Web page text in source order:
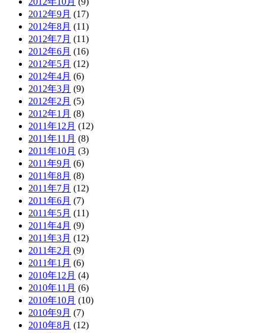
2012年9月 (17)
2012年8月 (11)
2012年7月 (11)
2012年6月 (16)
2012年5月 (12)
2012年4月 (6)
2012年3月 (9)
2012年2月 (5)
2012年1月 (8)
2011年12月 (12)
2011年11月 (8)
2011年10月 (3)
2011年9月 (6)
2011年8月 (8)
2011年7月 (12)
2011年6月 (7)
2011年5月 (11)
2011年4月 (9)
2011年3月 (12)
2011年2月 (9)
2011年1月 (6)
2010年12月 (4)
2010年11月 (6)
2010年10月 (10)
2010年9月 (7)
2010年8月 (12)